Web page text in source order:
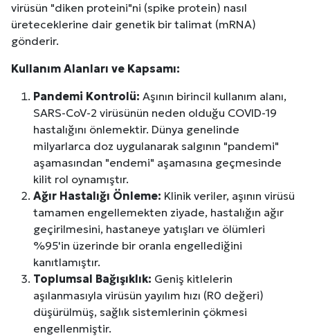
virüsün "diken proteini"ni (spike protein) nasıl
üreteceklerine dair genetik bir talimat (mRNA)
gönderir.
Kullanım Alanları ve Kapsamı:
Pandemi Kontrolü: Aşının birincil kullanım alanı,
SARS-CoV-2 virüsünün neden olduğu COVID-19
hastalığını önlemektir. Dünya genelinde
milyarlarca doz uygulanarak salgının "pandemi"
aşamasından "endemi" aşamasına geçmesinde
kilit rol oynamıştır.
Ağır Hastalığı Önleme: Klinik veriler, aşının virüsü
tamamen engellemekten ziyade, hastalığın ağır
geçirilmesini, hastaneye yatışları ve ölümleri
%95'in üzerinde bir oranla engellediğini
kanıtlamıştır.
Toplumsal Bağışıklık: Geniş kitlelerin
aşılanmasıyla virüsün yayılım hızı (R0 değeri)
düşürülmüş, sağlık sistemlerinin çökmesi
engellenmiştir.